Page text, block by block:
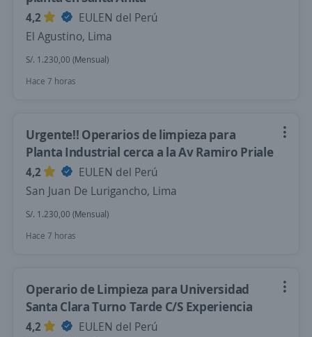
4,2
EULEN del Perú
El Agustino, Lima
S/. 1.230,00 (Mensual)
Hace 7 horas
Urgente!! Operarios de limpieza para
Planta Industrial cerca a la Av Ramiro Priale
4,2
EULEN del Perú
San Juan De Lurigancho, Lima
S/. 1.230,00 (Mensual)
Hace 7 horas
Operario de Limpieza para Universidad
Santa Clara Turno Tarde C/S Experiencia
4,2
EULEN del Perú